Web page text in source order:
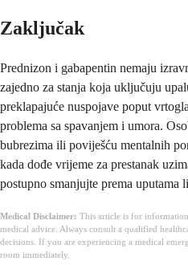
Zaključak
Prednizon i gabapentin nemaju
zajedno za stanja koja uključuju
preklapajuće nuspojave poput
problema sa spavanjem i umora.
bubrezima ili poviješću mentalnih
kada dođe vrijeme za prestanak
postupno smanjujte prema uputama
Medical Disclaimer: This article is for
medical advice. Always consult a qualified
decisions. If you are experiencing a medical
room immediately.